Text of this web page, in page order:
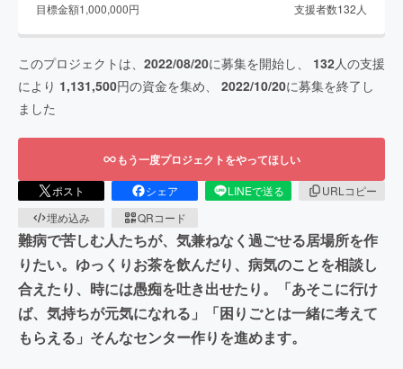
目標金額1,000,000円 支援者数132 人
このプロジェクトは、 2022/08/20に募集を開始し、 132人の支援
により 1,131,500円の資金を集め、 2022/10/20に募集を終了し
ました
もう一度プロジェクトをやってほしい
ポスト シェア LINEで送る
URLコピー
埋め込み
QRコード
難病で苦しむ人たちが、気兼ねなく過ごせる居場所を作
りたい。ゆっくりお茶を飲んだり、病気のことを相談し
合えたり、時には愚痴を吐き出せたり。「あそこに行け
ば、気持ちが元気になれる」「困りごとは一緒に考えて
もらえる」そんなセンター作りを進めます。